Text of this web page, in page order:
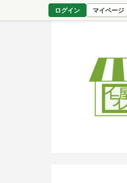
ログイン マイページ